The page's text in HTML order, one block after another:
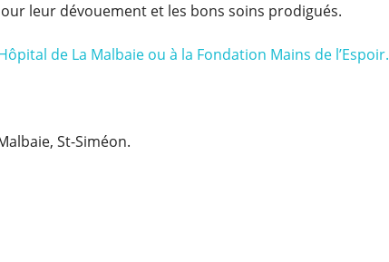
leur dévouement et les bons soins prodigués.
de La Malbaie ou à la Fondation Mains de l’Espoir.
St-Siméon.